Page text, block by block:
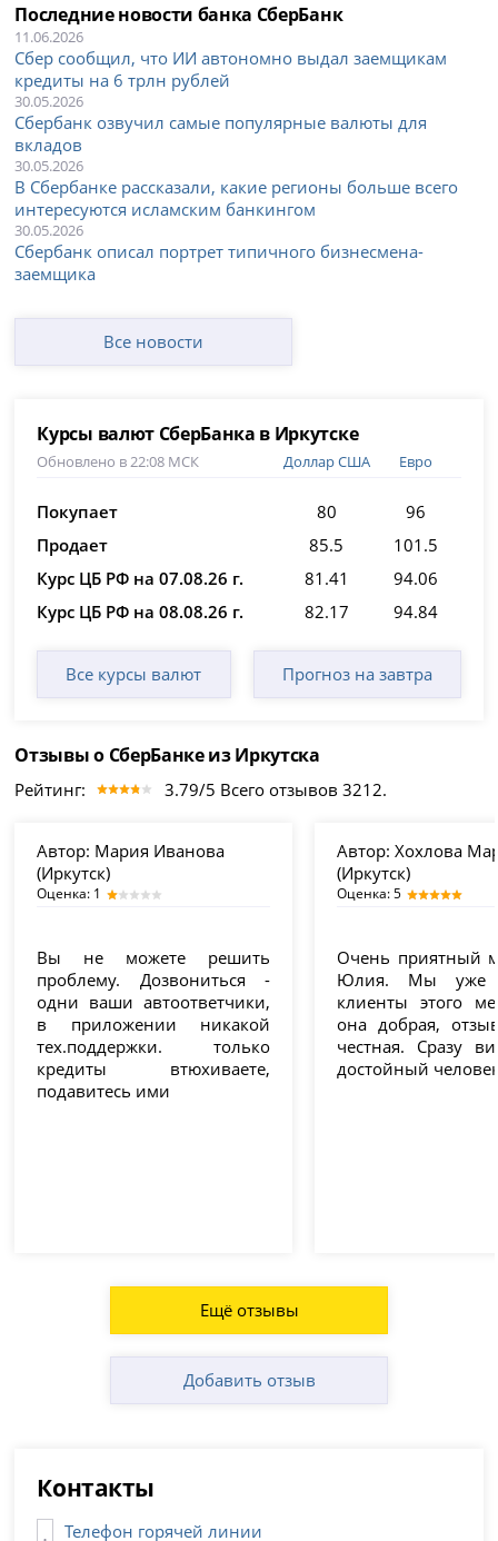
Последние новости банка СберБанк
11.06.2026
Сбер сообщил, что ИИ автономно выдал заемщикам
кредиты на 6 трлн рублей
30.05.2026
Сбербанк озвучил самые популярные валюты для
вкладов
30.05.2026
В Сбербанке рассказали, какие регионы больше всего
интересуются исламским банкингом
30.05.2026
Сбербанк описал портрет типичного бизнесмена-
заемщика
Все новости
Курсы валют СберБанка в Иркутске
Обновлено в 22:08 МСК Доллар США Евро
Покупает 80
96
Продает
85.5
101.5
Курс ЦБ РФ на 07.08.26 г.
81.41
94.06
Курс ЦБ РФ на 08.08.26 г.
82.17 94.84
Все курсы валют Прогноз на завтра
Отзывы о СберБанке из Иркутска
Рейтинг: 3.79/5 Всего отзывов 3212.
Автор: Мария Иванова
(Иркутск)
Оценка: 1
Вы не можете решить
проблему. Дозвониться -
одни ваши автоответчики,
в приложении никакой
тех.поддержки. только
кредиты втюхиваете,
подавитесь ими
Автор: Хохлова
(Иркутск)
Оценка: 5
Очень приятный
Юлия. Мы уже
клиенты этого
она добрая,
честная. Сразу
достойный
Ещё отзывы
Добавить отзыв
Контакты
Телефон горячей линии